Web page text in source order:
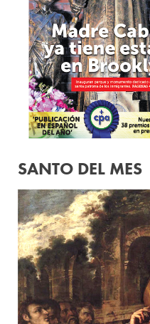
SANTO DEL MES